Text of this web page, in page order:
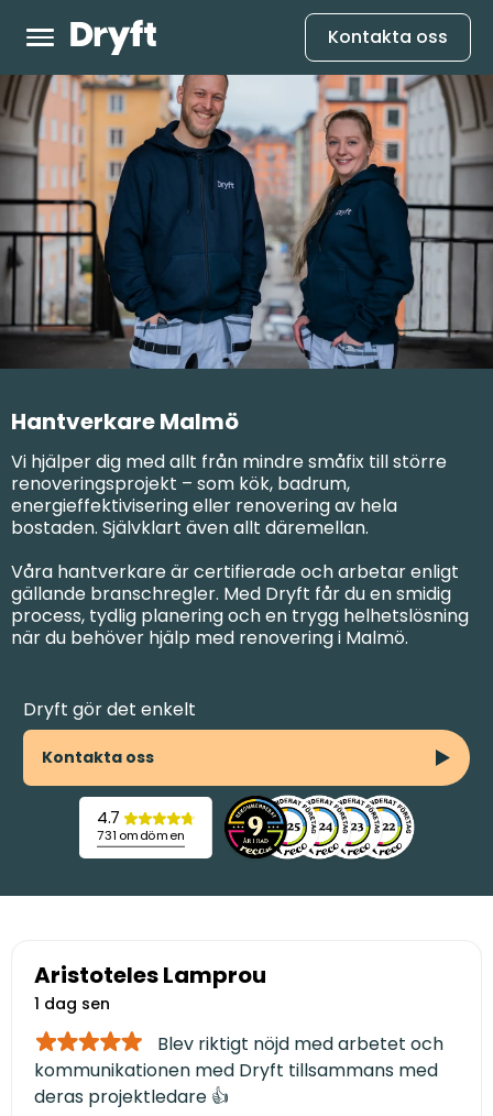
Kontakta oss
Hantverkare Malmö
Vi hjälper dig med allt från mindre småfix till större
renoveringsprojekt – som kök, badrum,
energieffektivisering eller renovering av hela
bostaden. Självklart även allt däremellan.
Våra hantverkare är certifierade och arbetar enligt
gällande branschregler. Med Dryft får du en smidig
process, tydlig planering och en trygg helhetslösning
när du behöver hjälp med renovering i Malmö.
Dryft gör det enkelt
Kontakta oss
4.7
731 omdömen
Aristoteles Lamprou
1 dag sen
Blev riktigt nöjd med arbetet och
kommunikationen med Dryft tillsammans med
deras projektledare 👍